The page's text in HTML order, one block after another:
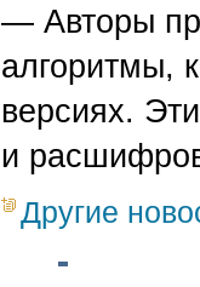
— Авторы
алгоритмы,
версиях.
и
Другие